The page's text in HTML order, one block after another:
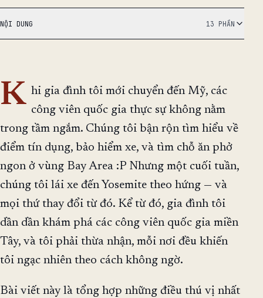
NỘI DUNG 13 PHẦN
K hi gia đình tôi mới chuyển đến Mỹ, các
công viên quốc gia thực sự không nằm
trong tầm ngắm. Chúng tôi bận rộn tìm hiểu về
điểm tín dụng, bảo hiểm xe, và tìm chỗ ăn phở
ngon ở vùng Bay Area :P Nhưng một cuối tuần,
chúng tôi lái xe đến Yosemite theo hứng — và
mọi thứ thay đổi từ đó. Kể từ đó, gia đình tôi
dần dần khám phá các công viên quốc gia miền
Tây, và tôi phải thừa nhận, mỗi nơi đều khiến
tôi ngạc nhiên theo cách không ngờ.
Bài viết này là tổng hợp những điều thú vị nhất